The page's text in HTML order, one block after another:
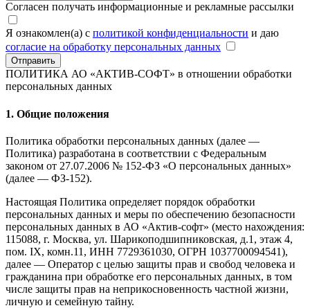
Согласен получать информационные и рекламные рассылки
Я ознакомлен(а) с политикой конфиденциальности и даю
согласие на обработку персональных данных
Отправить
ПОЛИТИКА АО «АКТИВ-СОФТ» в отношении обработки
персональных данных
1. Общие положения
Политика обработки персональных данных (далее —
Политика) разработана в соответствии с Федеральным
законом от 27.07.2006 № 152-ФЗ «О персональных данных»
(далее — ФЗ-152).
Настоящая Политика определяет порядок обработки
персональных данных и меры по обеспечению безопасности
персональных данных в АО «Актив-софт» (место нахождения:
115088, г. Москва, ул. Шарикоподшипниковская, д.1, этаж 4,
пом. IX, комн.11, ИНН 7729361030, ОГРН 1037700094541),
далее — Оператор с целью защиты прав и свобод человека и
гражданина при обработке его персональных данных, в том
числе защиты прав на неприкосновенность частной жизни,
личную и семейную тайну.